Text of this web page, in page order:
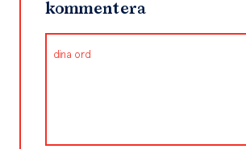
kommentera